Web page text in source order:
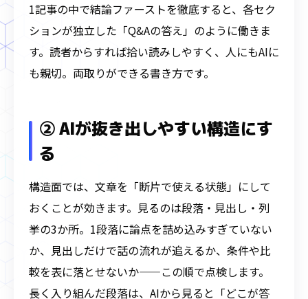
1記事の中で結論ファーストを徹底すると、各セク
ションが独立した「Q&Aの答え」のように働きま
す。読者からすれば拾い読みしやすく、人にもAIに
も親切。両取りができる書き方です。
② AIが抜き出しやすい構造にす
る
構造面では、文章を「断片で使える状態」にして
おくことが効きます。見るのは段落・見出し・列
挙の3か所。1段落に論点を詰め込みすぎていない
か、見出しだけで話の流れが追えるか、条件や比
較を表に落とせないか——この順で点検します。
長く入り組んだ段落は、AIから見ると「どこが答